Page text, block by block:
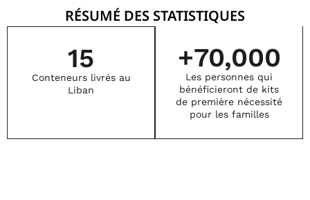
RÉSUMÉ DES STATISTIQUES
Conteneurs livrés au
Liban
15
Les personnes qui
bénéficieront de kits
de première nécessité
pour les familles
+70,000